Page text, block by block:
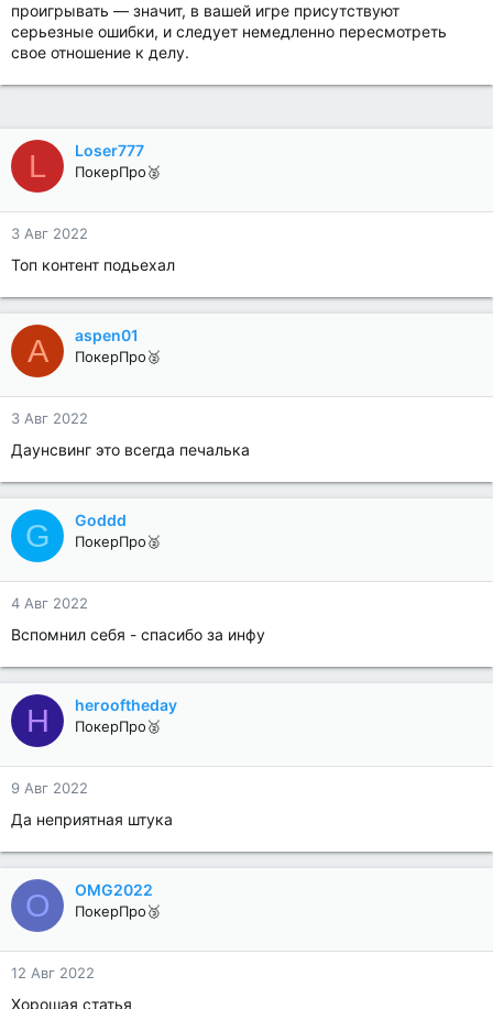
проигрывать — значит, в вашей игре присутствуют
серьезные ошибки, и следует немедленно пересмотреть
свое отношение к делу.
L Loser777
ПокерПро🥈
3 Авг 2022
Топ контент подьехал
A aspen01
ПокерПро🥈
3 Авг 2022
Даунсвинг это всегда печалька
G Goddd
ПокерПро🥈
4 Авг 2022
Вспомнил себя - спасибо за инфу
H herooftheday
ПокерПро🥈
9 Авг 2022
Да неприятная штука
O OMG2022
ПокерПро🥉
12 Авг 2022
Хорошая статья